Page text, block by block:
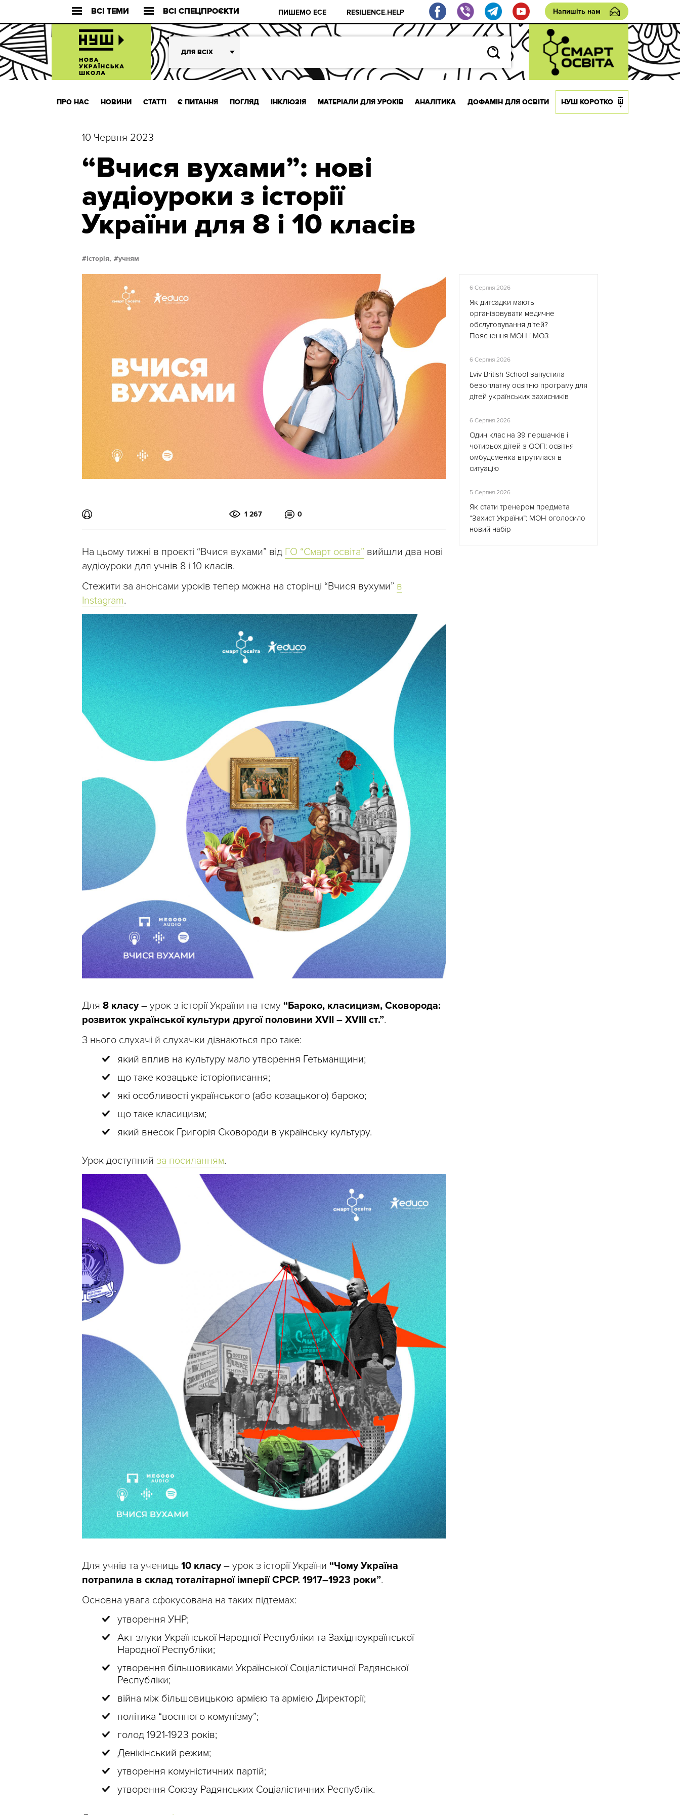
ВСІ ТЕМИ ВСІ СПЕЦПРОЄКТИ ПИШЕМО ЕСЕ RESILIENCE.HELP Напишіть нам
ДЛЯ ВСІХ
ПРО НАС НОВИНИ СТАТТІ Є ПИТАННЯ ПОГЛЯД ІНКЛЮЗІЯ МАТЕРІАЛИ ДЛЯ УРОКІВ АНАЛІТИКА ДОФАМІН ДЛЯ ОСВІТИ НУШ КОРОТКО
10 Червня 2023
“Вчися вухами”: нові
аудіоуроки з історії
України для 8 і 10 класів
історія, учням
1 267 0
На цьому тижні в проєкті “Вчися вухами” від ГО “Смарт освіта” вийшли два нові
аудіоуроки для учнів 8 і 10 класів.
Стежити за анонсами уроків тепер можна на сторінці “Вчися вухуми” в
Instagram.
Для 8 класу– урок з історії України на тему “Бароко, класицизм, Сковорода:
розвиток української культури другої половини ХVІІ – ХVІІІ ст.”.
З нього слухачі й слухачки дізнаються про таке:
який вплив на культуру мало утворення Гетьманщини;
що таке козацьке історіописання;
які особливості українського (або козацького) бароко;
що таке класицизм;
який внесок Григорія Сковороди в українську культуру.
Урок доступний за посиланням.
Для учнів та учениць 10 класу– урок з історії України “Чому Україна
потрапила в склад тоталітарної імперії СРСР. 1917–1923 роки”.
Основна увага сфокусована на таких підтемах:
утворення УНР;
Акт злуки Української Народної Республіки та Західноукраїнської
Народної Республіки;
утворення більшовиками Української Соціалістичної Радянської
Республіки;
війна між більшовицькою армією та армією Директорії;
політика “воєнного комунізму”;
голод 1921-1923 років;
Денікінський режим;
утворення комуністичних партій;
утворення Союзу Радянських Соціалістичних Республік.
6 Серпня 2026
Як дитсадки мають
організовувати медичне
обслуговування дітей?
Пояснення МОН і МОЗ
6 Серпня 2026
Lviv British School запустила
безоплатну освітню програму для
дітей українських захисників
6 Серпня 2026
Один клас на 39 першачків і
чотирьох дітей з ООП: освітня
омбудсменка втрутилася в
ситуацію
5 Серпня 2026
Як стати тренером предмета
“Захист України”: МОН оголосило
новий набір